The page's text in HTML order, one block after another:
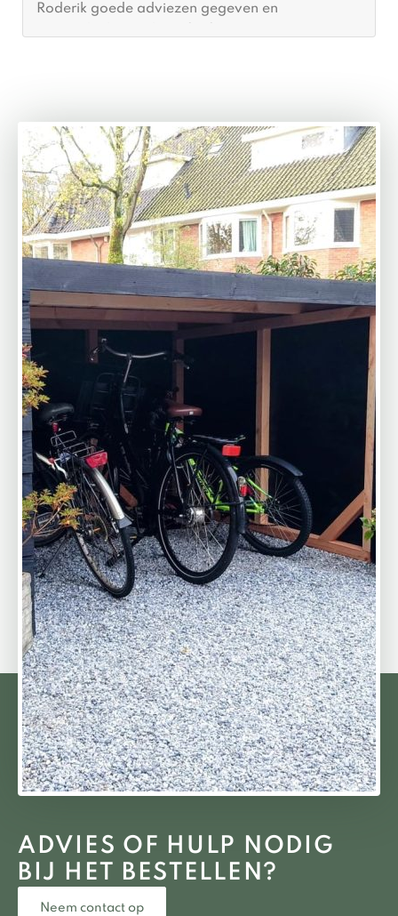
Roderik goede adviezen gegeven en
ADVIES OF HULP NODIG
BIJ HET BESTELLEN?
Neem contact op